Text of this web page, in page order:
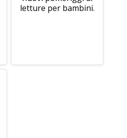
letture per bambini.